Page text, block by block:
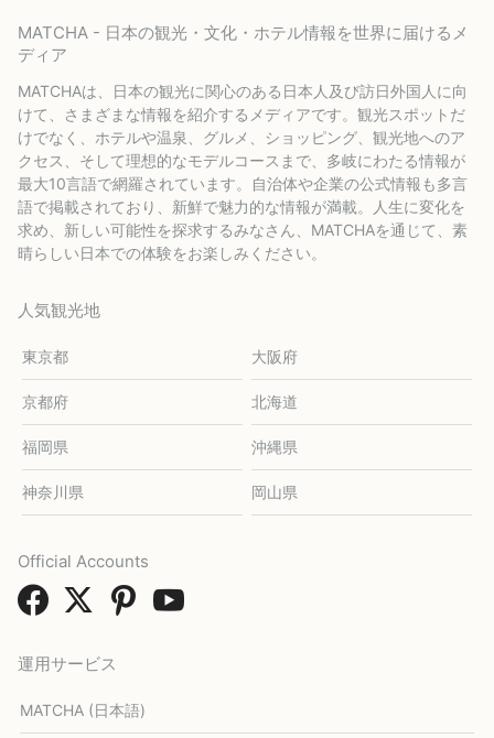
MATCHA - 日本の観光・文化・ホテル情報を世界に届けるメ
ディア
MATCHAは、日本の観光に関心のある日本人及び訪日外国人に向
けて、さまざまな情報を紹介するメディアです。観光スポットだ
けでなく、ホテルや温泉、グルメ、ショッピング、観光地へのア
クセス、そして理想的なモデルコースまで、多岐にわたる情報が
最大10言語で網羅されています。自治体や企業の公式情報も多言
語で掲載されており、新鮮で魅力的な情報が満載。人生に変化を
求め、新しい可能性を探求するみなさん、MATCHAを通じて、素
晴らしい日本での体験をお楽しみください。
人気観光地
東京都 大阪府
京都府 北海道
福岡県 沖縄県
神奈川県 岡山県
運用サービス
MATCHA (日本語)
Official Accounts